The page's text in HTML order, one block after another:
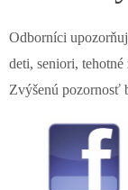
Odborníci
deti, seniori,
Zvýšenú